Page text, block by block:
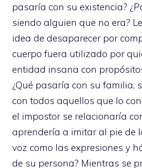
pasaría con su existencia?
siendo alguien que no era?
idea de desaparecer por
cuerpo fuera utilizado por
entidad insana con
¿Qué pasaría con su familia,
con todos aquellos que lo
el impostor se relacionaría
aprendería a imitar al pie de
voz como las expresiones y
de su persona? Mientras se